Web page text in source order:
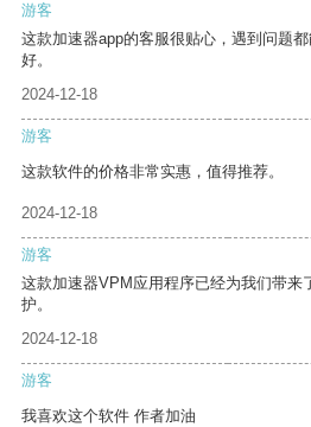
游客
这款加速器app的客服很贴心，遇到问题
好。
2024-12-18
游客
这款软件的价格非常实惠，值得推荐。
2024-12-18
游客
这款加速器VPM应用程序已经为我们带来
护。
2024-12-18
游客
我喜欢这个软件 作者加油